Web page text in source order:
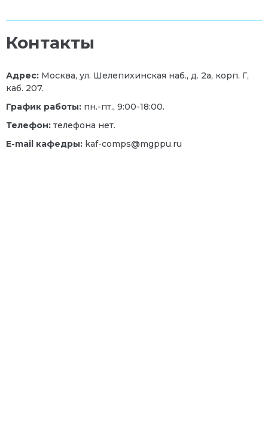
Контакты
Адрес: Москва, ул. Шелепихинская наб., д. 2а, корп. Г,
каб. 207.
График работы: пн.-пт., 9:00-18:00.
Телефон: телефона нет.
E-mail кафедры: kaf-comps@mgppu.ru